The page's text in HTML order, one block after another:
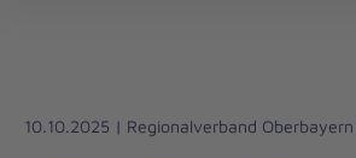
Liebe
10.10.2025 | Regionalverband Oberbayern